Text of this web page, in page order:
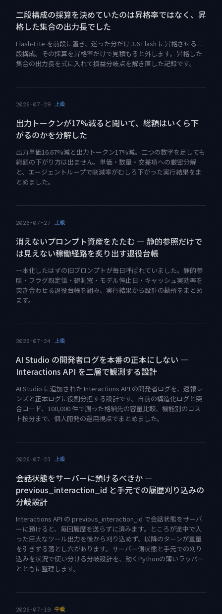
二段構成の採算を決めていたのは昇格率ではなく、昇
格した集合の出力長でした
Flash-Lite を前段に置き、迷った分だけ 3.6 Flash に昇格させる二
段構成。その採算を昇格率だけで見積もると外します。昇格した
集合の出力長を式に入れて損益分岐点を解き直した記録です。
2026-07-29 上級
出力トークンが17%減ると聞いて、総額はいくら下
がるのかを分解した
出力単価16.67%減と出力トークン17%減。二つの数字を足しても
総額の下がり方は出ません。単価・数量・交差項への厳密分解
と、エージェントループで削減率がむしろ下がった実行結果をま
とめました。
2026-07-27 上級
消えないプロンプト資産をたたむ — 静的参照だけで
は見えない稼働経路を炙り出す退役台帳
一本化したはずの旧プロンプトが毎日呼ばれていました。静的参
照・フラグ既定値・観測窓・モデル停止日・キャッシュ実効率を
突き合わせる退役台帳を組み、実行結果から設計の勘所をまとめ
ます。
2026-07-24 上級
AI Studio の開発者ログを本番の正本にしない —
Interactions API を二層で観測する設計
AI Studio に追加された Interactions API の開発者ログを、速報レ
ンズと正本ログに役割分担する設計です。自前の構造化ログと突
合コード、100,000 件で測った格納先の容量比較、機能別のコス
ト按分まで、個人開発の運用視点でまとめました。
2026-07-23 上級
会話状態をサーバーに預けるべきか —
previous_interaction_id と手元での履歴刈り込みの
分岐設計
Interactions API の previous_interaction_id で会話状態をサーバ
ーに預けると、毎回履歴を送らずに済みます。ところが途中で入
った巨大なツール出力を後から刈り込めず、以降のターンが重量
を引きずる落とし穴があります。サーバー側状態と手元での刈り
込みを状況で使い分ける分岐設計を、動くPythonの薄いラッパー
とともに整理します。
2026-07-19 中級